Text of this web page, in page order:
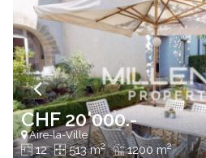
CHF 20'000.-
Aire-la-Ville
12 513 m2 1200 m2